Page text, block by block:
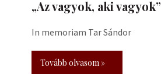
„Az vagyok, aki vagyok”
In memoriam Tar Sándor
Tovább olvasom »